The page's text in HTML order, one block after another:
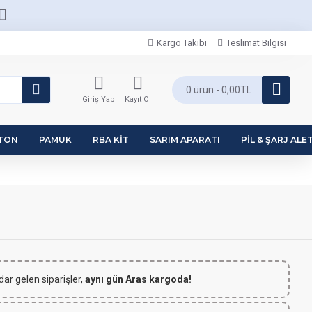
Kargo Takibi Teslimat Bilgisi
Giriş Yap Kayıt Ol
0 ürün - 0,00TL
PAMUK RBA KIT SARIM APARATI PIL & ŞARJ
gelen siparişler, aynı gün Aras kargoda!